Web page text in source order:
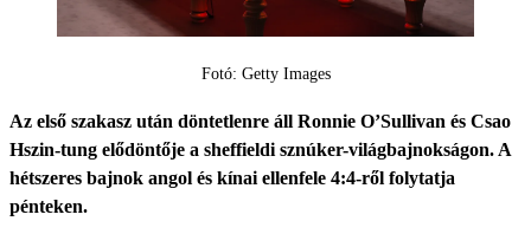
Fotó: Getty Images
Az első szakasz után döntetlenre áll Ronnie O’Sullivan és Csao
Hszin-tung elődöntője a sheffieldi sznúker-világbajnokságon. A
hétszeres bajnok angol és kínai ellenfele 4:4-ről folytatja
pénteken.